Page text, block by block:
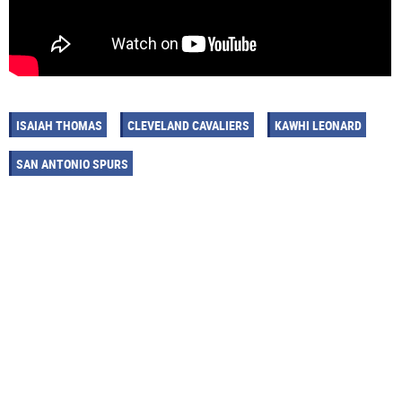
ISAIAH THOMAS CLEVELAND CAVALIERS KAWHI LEONARD
SAN ANTONIO SPURS